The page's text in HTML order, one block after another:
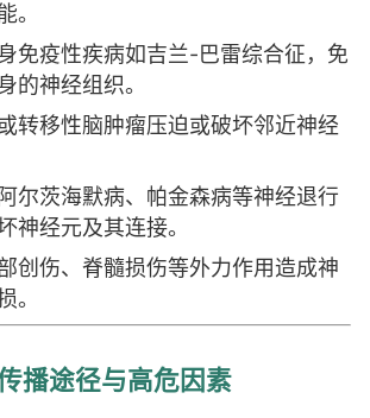
。
免疫性疾病如吉兰-巴雷综合征，免
的神经组织。
转移性脑肿瘤压迫或破坏邻近神经
尔茨海默病、帕金森病等神经退行
神经元及其连接。
创伤、脊髓损伤等外力作用造成神
。
播途径与高危因素